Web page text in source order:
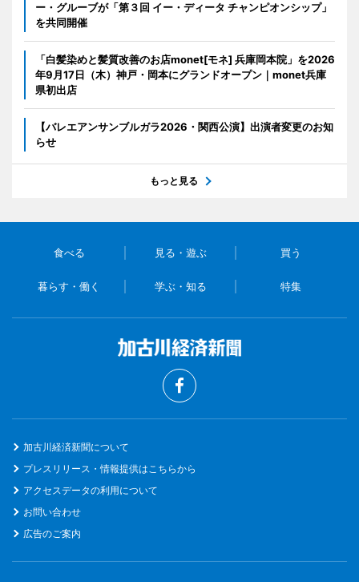
ー・グルーブが「第３回 イー・ディータ チャンピオンシップ」
を共同開催
「白髪染めと髪質改善のお店monet[モネ] 兵庫岡本院」を2026
年9月17日（木）神戸・岡本にグランドオープン｜monet兵庫
県初出店
【バレエアンサンブルガラ2026・関西公演】出演者変更のお知
らせ
もっと見る
食べる 見る・遊ぶ 買う
暮らす・働く 学ぶ・知る 特集
加古川経済新聞について
プレスリリース・情報提供はこちらから
アクセスデータの利用について
お問い合わせ
広告のご案内